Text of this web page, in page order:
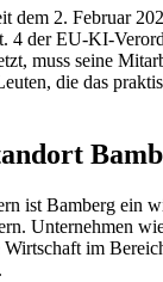
dem 2. Februar
4 der EU-KI-
muss seine
die das
ist Bamberg ein
Unternehmen
im